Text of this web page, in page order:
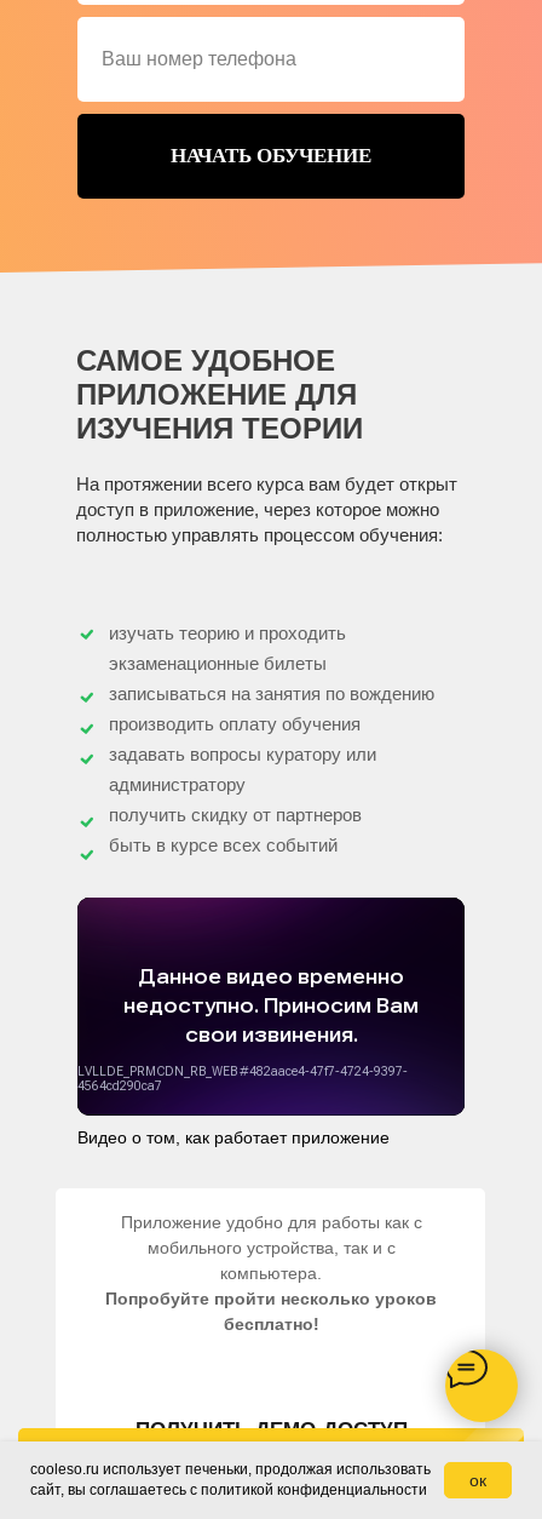
НАЧАТЬ ОБУЧЕНИЕ
Приложение удобно для работы как с
мобильного устройства, так и с
компьютера.
Попробуйте пройти несколько уроков
бесплатно!
САМОЕ УДОБНОЕ
ПРИЛОЖЕНИЕ ДЛЯ
ИЗУЧЕНИЯ ТЕОРИИ
ПОЛУЧИТЬ ДЕМО-ДОСТУП
Видео о том, как работает приложение
изучать теорию и проходить
экзаменационные билеты
записываться на занятия по вождению
производить оплату обучения
задавать вопросы куратору или
администратору
получить скидку от партнеров
быть в курсе всех событий
На протяжении всего курса вам будет открыт
доступ в приложение, через которое можно
полностью управлять процессом обучения:
Заказать звонок
cooleso.ru использует печеньки, продолжая использовать
сайт, вы соглашаетесь c политикой конфиденциальности
ок